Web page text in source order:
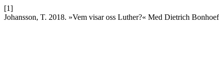
[1]
Johansson, T. 2018. »Vem visar oss Luther?« Med Dietrich